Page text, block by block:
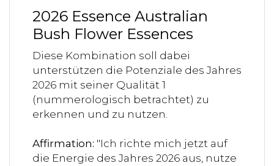
2026 Essence Australian
Bush Flower Essences
Diese Kombination soll dabei
unterstützen die Potenziale des Jahres
2026 mit seiner Qualität 1
(nummerologisch betrachtet) zu
erkennen und zu nutzen.
Affirmation: "Ich richte mich jetzt auf
die Energie des Jahres 2026 aus, nutze